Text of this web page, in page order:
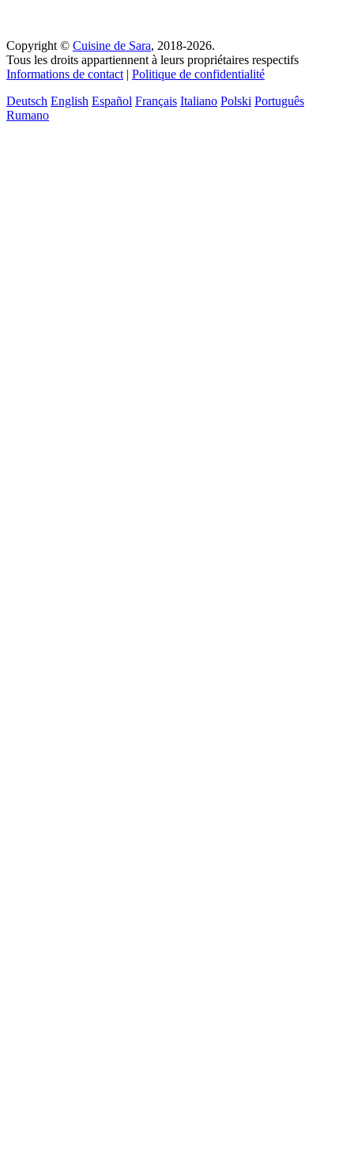
Copyright © Cuisine de Sara, 2018-2026.
Tous les droits appartiennent à leurs propriétaires respectifs
Informations de contact | Politique de confidentialité
Deutsch English Español Français Italiano Polski Português
Rumano